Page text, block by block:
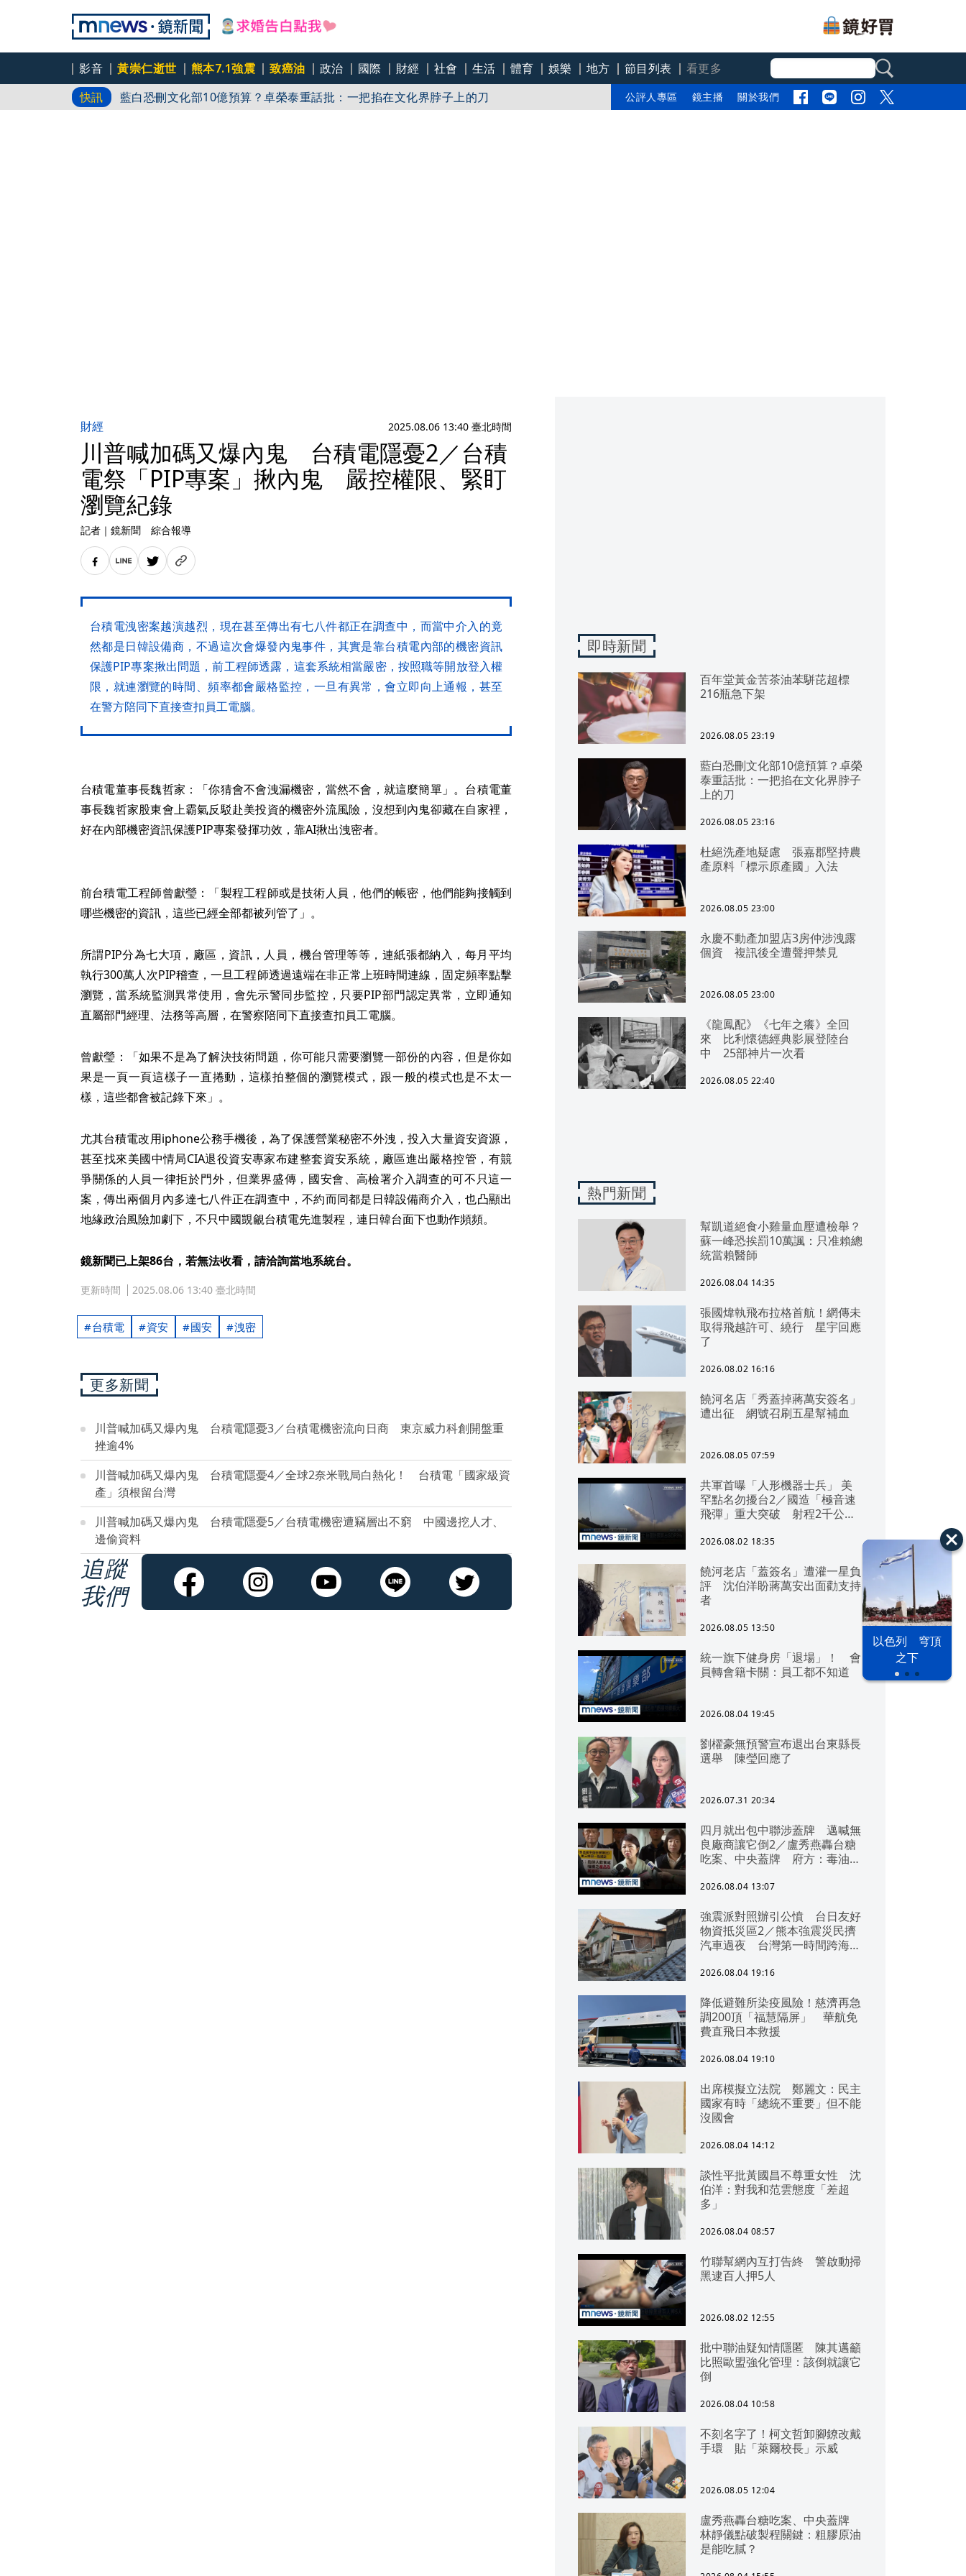
影音 黃崇仁逝世 熊本7.1強震 致癌油 政治 國際 財經 社會 生活 體育 娛樂 地方 節目列表
看更多
快訊
百年堂黃金苦茶油苯駢芘超標 216瓶急下架
藍白恐刪文化部10億預算？卓榮泰重話批：一把掐在文化界脖子上的刀
杜絕洗產地疑慮 張嘉郡堅持農產原料「標示原產國」入法
公評人專區 鏡主播 關於我們
以色列 穹頂
之下
財經 2025.08.06 13:40 臺北時間
川普喊加碼又爆內鬼 台積電隱憂2／台積
電祭「PIP專案」揪內鬼 嚴控權限、緊盯
瀏覽紀錄
記者 ｜ 鏡新聞 綜合報導
台積電洩密案越演越烈，現在甚至傳出有七八件都正在調查中，而當中介入的竟
然都是日韓設備商，不過這次會爆發內鬼事件，其實是靠台積電內部的機密資訊
保護PIP專案揪出問題，前工程師透露，這套系統相當嚴密，按照職等開放登入權
限，就連瀏覽的時間、頻率都會嚴格監控，一旦有異常，會立即向上通報，甚至
在警方陪同下直接查扣員工電腦。
台積電董事長魏哲家：「你猜會不會洩漏機密，當然不會，就這麼簡單」。台積電董
事長魏哲家股東會上霸氣反駁赴美投資的機密外流風險，沒想到內鬼卻藏在自家裡，
好在內部機密資訊保護PIP專案發揮功效，靠AI揪出洩密者。
前台積電工程師曾獻瑩：「製程工程師或是技術人員，他們的帳密，他們能夠接觸到
哪些機密的資訊，這些已經全部都被列管了」。
所謂PIP分為七大項，廠區，資訊，人員，機台管理等等，連紙張都納入，每月平均
執行300萬人次PIP稽查，一旦工程師透過遠端在非正常上班時間連線，固定頻率點擊
瀏覽，當系統監測異常使用，會先示警同步監控，只要PIP部門認定異常，立即通知
直屬部門經理、法務等高層，在警察陪同下直接查扣員工電腦。
曾獻瑩：「如果不是為了解決技術問題，你可能只需要瀏覽一部份的內容，但是你如
果是一頁一頁這樣子一直捲動，這樣拍整個的瀏覽模式，跟一般的模式也是不太一
樣，這些都會被記錄下來」。
尤其台積電改用iphone公務手機後，為了保護營業秘密不外洩，投入大量資安資源，
甚至找來美國中情局CIA退役資安專家布建整套資安系統，廠區進出嚴格控管，有競
爭關係的人員一律拒於門外，但業界盛傳，國安會、高檢署介入調查的可不只這一
案，傳出兩個月內多達七八件正在調查中，不約而同都是日韓設備商介入，也凸顯出
地緣政治風險加劇下，不只中國覬覦台積電先進製程，連日韓台面下也動作頻頻。
鏡新聞已上架86台，若無法收看，請洽詢當地系統台。
更新時間 2025.08.06 13:40 臺北時間
台積電 資安 國安 洩密
更多新聞
川普喊加碼又爆內鬼 台積電隱憂3／台積電機密流向日商 東京威力科創開盤重
挫逾4%
川普喊加碼又爆內鬼 台積電隱憂4／全球2奈米戰局白熱化！ 台積電「國家級資
產」須根留台灣
川普喊加碼又爆內鬼 台積電隱憂5／台積電機密遭竊層出不窮 中國邊挖人才、
邊偷資料
追蹤
我們
即時新聞
百年堂黃金苦茶油苯駢芘超標
216瓶急下架
2026.08.05 23:19
藍白恐刪文化部10億預算？卓榮
泰重話批：一把掐在文化界脖子
上的刀
2026.08.05 23:16
杜絕洗產地疑慮 張嘉郡堅持農
產原料「標示原產國」入法
2026.08.05 23:00
永慶不動產加盟店3房仲涉洩露
個資 複訊後全遭聲押禁見
2026.08.05 23:00
《龍鳳配》《七年之癢》全回
來 比利懷德經典影展登陸台
中 25部神片一次看
2026.08.05 22:40
熱門新聞
幫凱道絕食小雞量血壓遭檢舉？
蘇一峰恐挨罰10萬諷：只准賴總
統當賴醫師
2026.08.04 14:35
張國煒執飛布拉格首航！網傳未
取得飛越許可、繞行 星宇回應
了
2026.08.02 16:16
饒河名店「秀蓋掉蔣萬安簽名」
遭出征 網號召刷五星幫補血
2026.08.05 07:59
共軍首曝「人形機器士兵」 美
罕點名勿擾台2／國造「極音速
飛彈」重大突破 射程2千公里
2026.08.02 18:35
饒河老店「蓋簽名」遭灌一星負
評 沈伯洋盼蔣萬安出面勸支持
者
2026.08.05 13:50
統一旗下健身房「退場」！ 會
員轉會籍卡關：員工都不知道
2026.08.04 19:45
劉櫂豪無預警宣布退出台東縣長
選舉 陳瑩回應了
2026.07.31 20:34
四月就出包中聯涉蓋牌 邁喊無
良廠商讓它倒2／盧秀燕轟台糖
吃案、中央蓋牌 府方：毒油一
2026.08.04 13:07
強震派對照辦引公憤 台日友好
物資抵災區2／熊本強震災民擠
汽車過夜 台灣第一時間跨海急
2026.08.04 19:16
降低避難所染疫風險！慈濟再急
調200頂「福慧隔屏」 華航免
費直飛日本救援
2026.08.04 19:10
出席模擬立法院 鄭麗文：民主
國家有時「總統不重要」但不能
沒國會
2026.08.04 14:12
談性平批黃國昌不尊重女性 沈
伯洋：對我和范雲態度「差超
多」
2026.08.04 08:57
竹聯幫網內互打告終 警啟動掃
黑逮百人押5人
2026.08.02 12:55
批中聯油疑知情隱匿 陳其邁籲
比照歐盟強化管理：該倒就讓它
倒
2026.08.04 10:58
不刻名字了！柯文哲卸腳鐐改戴
手環 貼「萊爾校長」示威
2026.08.05 12:04
盧秀燕轟台糖吃案、中央蓋牌
林靜儀點破製程關鍵：粗膠原油
是能吃膩？